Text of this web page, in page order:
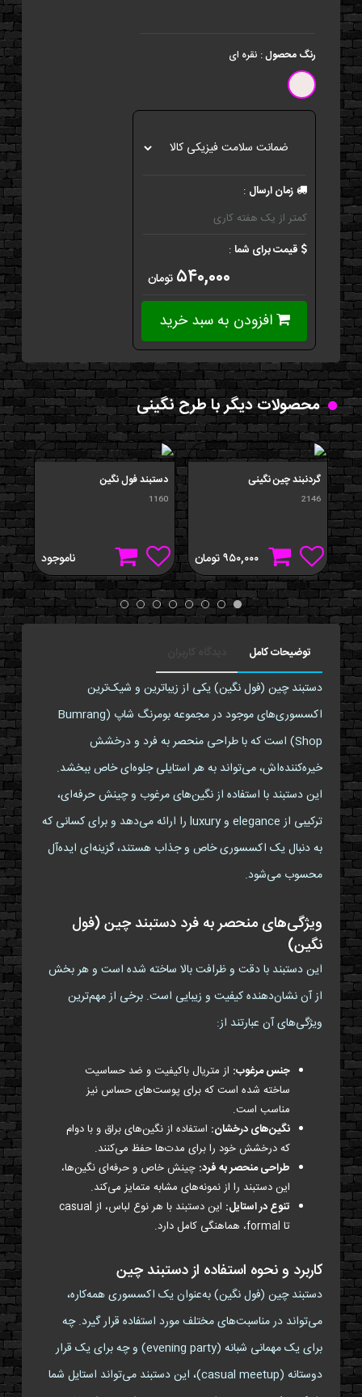
رنگ محصول: نقره ای
زمان ارسال :
کمتر از یک هفته کاری
قیمت برای شما:
۵۴۰,۰۰۰ تومان
افزودن به سبد خرید
محصولات دیگر با طرح نگینی
گردنبند چین نگینی
2146
۹۵۰,۰۰۰تومان
دستبند فول نگین
1160
ناموجود
توضیحات کامل
دستبند چین (فول نگین) یکی از زیباترین و شیک‌ترین
اکسسوری‌های موجود در مجموعه بومرنگ شاپ (Bumrang
Shop) است که با طراحی منحصر به فرد و درخشش
خیره‌کننده‌اش، می‌تواند به هر استایلی جلوه‌ای خاص ببخشد.
این دستبند با استفاده از نگین‌های مرغوب و چینش حرفه‌ای،
ترکیبی از elegance و luxury را ارائه می‌دهد و برای کسانی که
به دنبال یک اکسسوری خاص و جذاب هستند، گزینه‌ای ایده‌آل
محسوب می‌شود.
ویژگی‌های منحصر به فرد دستبند چین (فول
نگین)
این دستبند با دقت و ظرافت بالا ساخته شده است و هر بخش
از آن نشان‌دهنده کیفیت و زیبایی است. برخی از مهم‌ترین
ویژگی‌های آن عبارتند از:
جنس مرغوب: از متریال باکیفیت و ضد حساسیت
ساخته شده است که برای پوست‌های حساس نیز
مناسب است.
نگین‌های درخشان: استفاده از نگین‌های براق و با دوام
که درخشش خود را برای مدت‌ها حفظ می‌کنند.
طراحی منحصر به فرد: چینش خاص و حرفه‌ای نگین‌ها،
این دستبند را از نمونه‌های مشابه متمایز می‌کند.
تنوع در استایل:
این دستبند با هر نوع لباس، از casual
تا formal، هماهنگی کامل دارد.
کاربرد و نحوه استفاده از دستبند چین
دستبند چین (فول نگین) به‌عنوان یک اکسسوری همه‌کاره،
می‌تواند در مناسبت‌های مختلف مورد استفاده قرار گیرد. چه
برای یک مهمانی شبانه (evening party) و چه برای یک قرار
دوستانه (casual meetup)، این دستبند می‌تواند استایل شما